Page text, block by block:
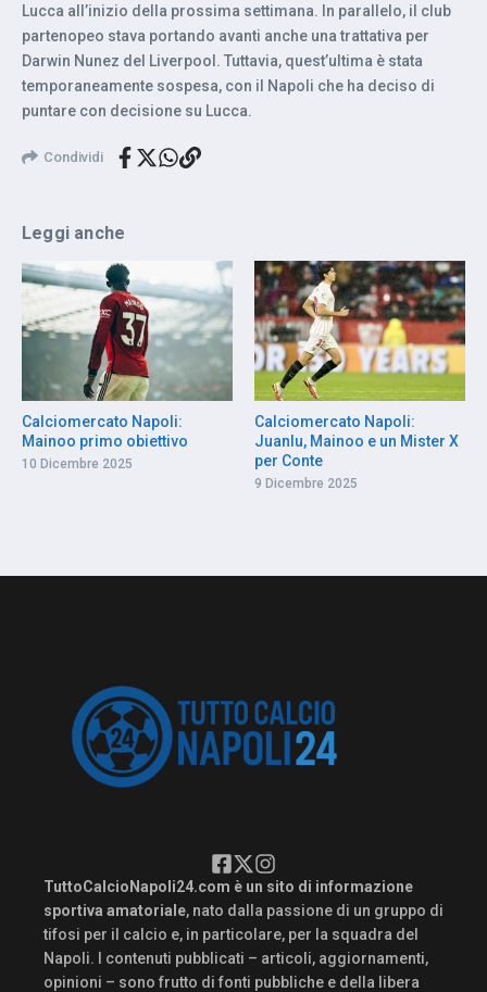
Lucca all’inizio della prossima settimana. In parallelo, il club
partenopeo stava portando avanti anche una trattativa per
Darwin Nunez del Liverpool. Tuttavia, quest’ultima è stata
temporaneamente sospesa, con il Napoli che ha deciso di
puntare con decisione su Lucca.
Condividi
Leggi anche
Calciomercato Napoli:
Mainoo primo obiettivo
10 Dicembre 2025
Calciomercato Napoli:
Juanlu, Mainoo e un Mister X
per Conte
9 Dicembre 2025
TuttoCalcioNapoli24.com è un sito di informazione
sportiva amatoriale, nato dalla passione di un gruppo di
tifosi per il calcio e, in particolare, per la squadra del
Napoli. I contenuti pubblicati – articoli, aggiornamenti,
opinioni – sono frutto di fonti pubbliche e della libera